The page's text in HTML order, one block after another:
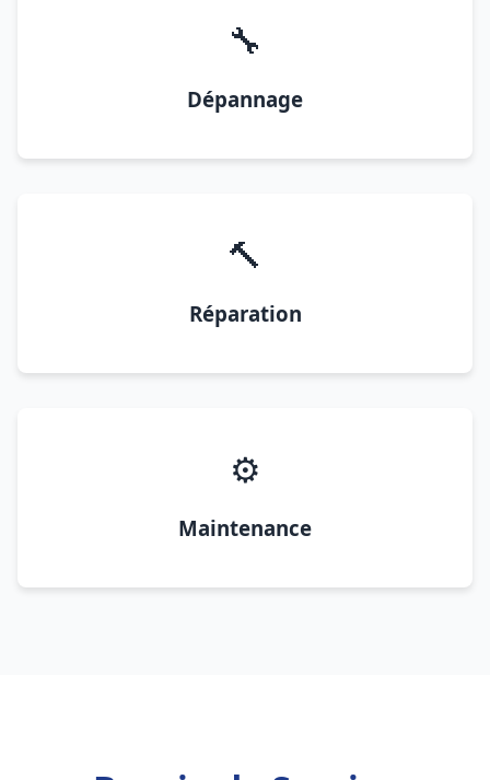
🔧
Dépannage
🔨
Réparation
⚙️
Maintenance